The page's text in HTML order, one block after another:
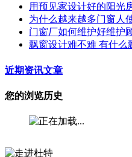
用预见家设计好的阳光
为什么越来越多门窗人
门窗厂如何维护好维护
飘窗设计难不难 有什么
近期资讯文章
您的浏览历史